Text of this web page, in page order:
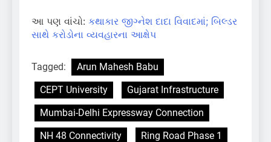
આ પણ વાંચો: કથાકાર જીગ્નેશ દાદા વિવાદમાં; બિલ્ડર
સાથે કરોડોના વ્યવહારના આક્ષેપ
Tagged:
Arun Mahesh Babu
CEPT University
Gujarat Infrastructure
Mumbai-Delhi Expressway Connection
NH 48 Connectivity
Ring Road Phase 1